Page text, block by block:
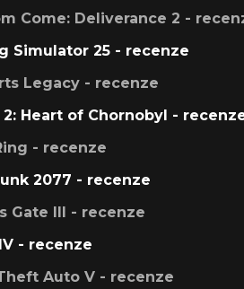
Come: Deliverance 2 -
Simulator 25 - recenze
Legacy - recenze
2: Heart of Chornobyl -
- recenze
2077 - recenze
Gate III - recenze
- recenze
Auto V - recenze